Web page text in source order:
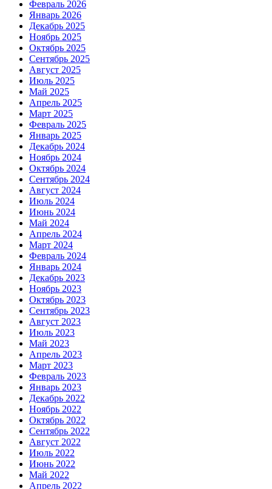
Февраль 2026
Январь 2026
Декабрь 2025
Ноябрь 2025
Октябрь 2025
Сентябрь 2025
Август 2025
Июль 2025
Май 2025
Апрель 2025
Март 2025
Февраль 2025
Январь 2025
Декабрь 2024
Ноябрь 2024
Октябрь 2024
Сентябрь 2024
Август 2024
Июль 2024
Июнь 2024
Май 2024
Апрель 2024
Март 2024
Февраль 2024
Январь 2024
Декабрь 2023
Ноябрь 2023
Октябрь 2023
Сентябрь 2023
Август 2023
Июль 2023
Май 2023
Апрель 2023
Март 2023
Февраль 2023
Январь 2023
Декабрь 2022
Ноябрь 2022
Октябрь 2022
Сентябрь 2022
Август 2022
Июль 2022
Июнь 2022
Май 2022
Апрель 2022